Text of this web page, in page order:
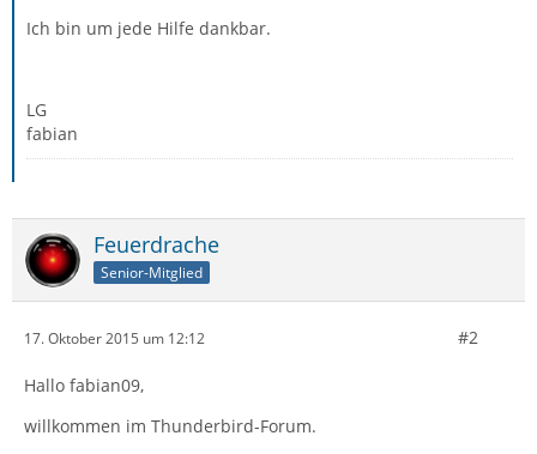
Ich bin um jede Hilfe dankbar.
LG
fabian
Feuerdrache
Senior-Mitglied
17. Oktober 2015 um 12:12 #2
Hallo fabian09,
willkommen im Thunderbird-Forum.